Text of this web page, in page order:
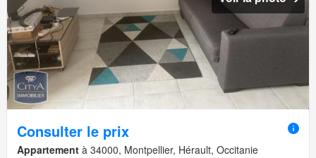
Consulter le prix
Appartement à 34000, Montpellier, Hérault, Occitanie